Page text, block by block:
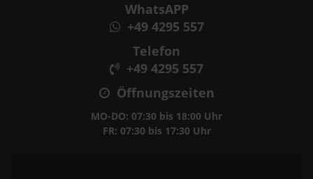
WhatsAPP
+49 4295 557
Telefon
+49 4295 557
Öffnungszeiten
MO-DO: 07:30 bis 18:00 Uhr
FR: 07:30 bis 17:30 Uhr